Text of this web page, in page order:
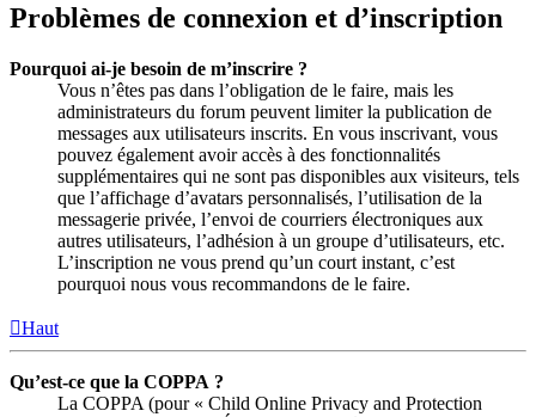
Problèmes de connexion et d’inscription
Pourquoi ai-je besoin de m’inscrire ?
Vous n’êtes pas dans l’obligation de le faire, mais les
administrateurs du forum peuvent limiter la publication de
messages aux utilisateurs inscrits. En vous inscrivant, vous
pouvez également avoir accès à des fonctionnalités
supplémentaires qui ne sont pas disponibles aux visiteurs, tels
que l’affichage d’avatars personnalisés, l’utilisation de la
messagerie privée, l’envoi de courriers électroniques aux
autres utilisateurs, l’adhésion à un groupe d’utilisateurs, etc.
L’inscription ne vous prend qu’un court instant, c’est
pourquoi nous vous recommandons de le faire.
Haut
Qu’est-ce que la COPPA ?
La COPPA (pour « Child Online Privacy and Protection